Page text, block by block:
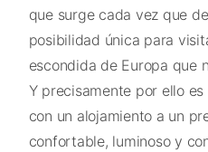
que surge cada vez que
posibilidad única para
escondida de Europa que
Y precisamente por ello
con un alojamiento a un
confortable, luminoso y